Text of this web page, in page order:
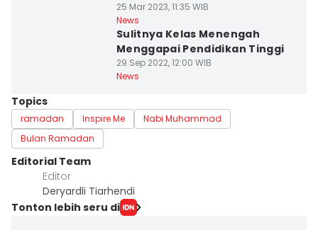
25 Mar 2023, 11:35 WIB
News
Sulitnya Kelas Menengah
Menggapai Pendidikan Tinggi
29 Sep 2022, 12:00 WIB
News
Topics
ramadan Inspire Me
Nabi Muhammad
Bulan Ramadan
Editorial Team
Editor
Deryardli Tiarhendi
Tonton lebih seru di